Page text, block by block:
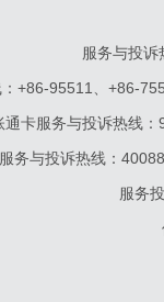
服务与投诉
+86-95511、+86-
通卡服务与投诉热线：
务与投诉热线：
服务